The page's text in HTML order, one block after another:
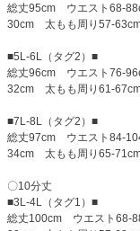
総丈95cm ウエスト68-
30cm 太もも周り57-
■5L-6L（タグ2）■
総丈96cm ウエスト76-
32cm 太もも周り61-
■7L-8L（タグ2）■
総丈97cm ウエスト84-
34cm 太もも周り65-
〇10分丈
■3L-4L（タグ1）■
総丈100cm ウエスト68-